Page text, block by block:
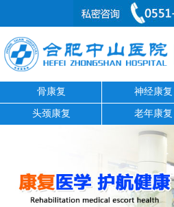
骨康复 神经康复
头颈康复 老年康复